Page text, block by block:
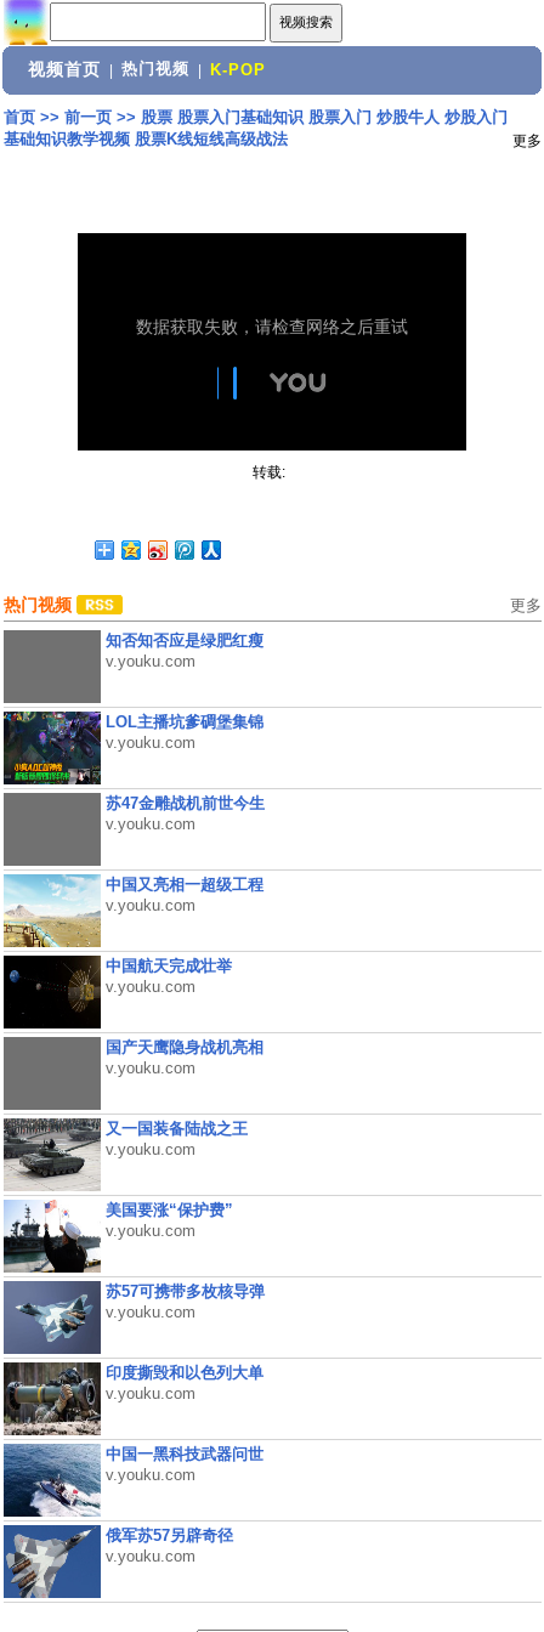
视频首页 热门视频 K-POP
首页>> 前一页>> 股票 股票入门基础知识 股票入门 炒股牛人 炒股入门
基础知识教学视频 股票K线短线高级战法
更多
转载:
热门视频 更多
知否知否应是绿肥红瘦
v.youku.com
LOL主播坑爹碉堡集锦
v.youku.com
苏47金雕战机前世今生
v.youku.com
中国又亮相一超级工程
v.youku.com
中国航天完成壮举
v.youku.com
国产天鹰隐身战机亮相
v.youku.com
又一国装备陆战之王
v.youku.com
美国要涨“保护费”
v.youku.com
苏57可携带多枚核导弹
v.youku.com
印度撕毁和以色列大单
v.youku.com
中国一黑科技武器问世
v.youku.com
俄军苏57另辟奇径
v.youku.com